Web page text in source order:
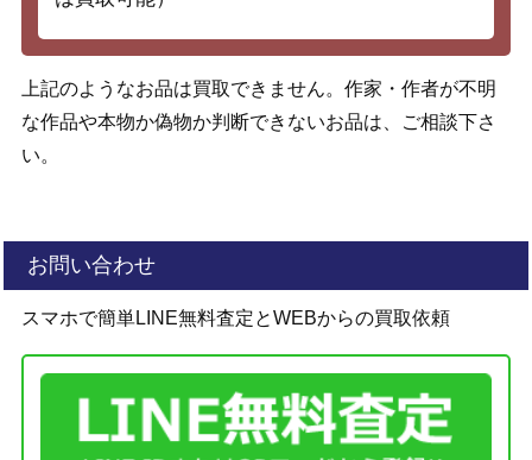
上記のようなお品は買取できません。作家・作者が不明
な作品や本物か偽物か判断できないお品は、ご相談下さ
い。
お問い合わせ
スマホで簡単LINE無料査定とWEBからの買取依頼